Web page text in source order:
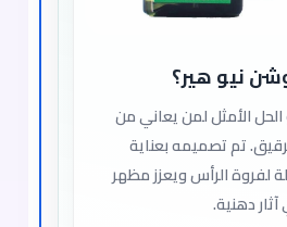
نيو هير؟
الأمثل لمن يعاني من
تم تصميمه بعناية
لفروة الرأس ويعزز مظهر
دهنية.